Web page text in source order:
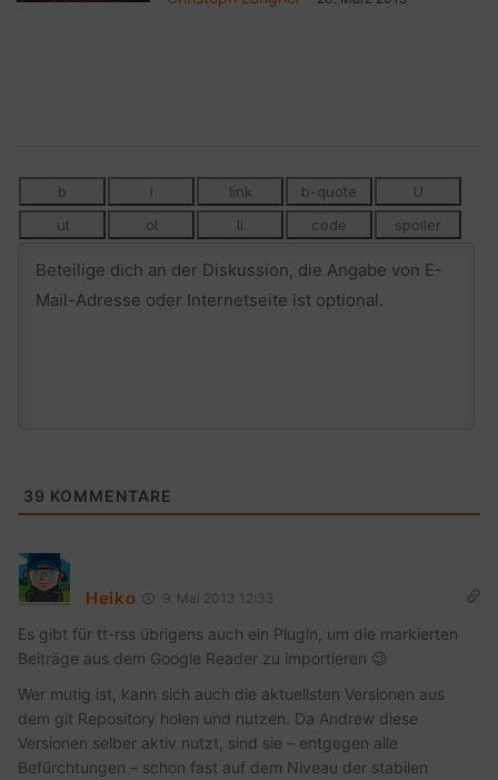
39 KOMMENTARE
Heiko 9. Mai 2013 12:33
Es gibt für tt-rss übrigens auch ein Plugin, um die markierten
Beiträge aus dem Google Reader zu importieren 😉
Wer mutig ist, kann sich auch die aktuellsten Versionen aus
dem git Repository holen und nutzen. Da Andrew diese
Versionen selber aktiv nutzt, sind sie – entgegen alle
Befürchtungen – schon fast auf dem Niveau der stabilen